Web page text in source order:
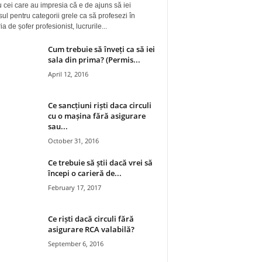
cei care au impresia că e de ajuns să iei
pentru categorii grele ca să profesezi în
de șofer profesionist, lucrurile...
Cum trebuie să înveți ca să iei
sala din prima? (Permis...
April 12, 2016
Ce sancțiuni riști daca circuli
cu o mașina fără asigurare
sau...
October 31, 2016
Ce trebuie să știi dacă vrei să
începi o carieră de...
February 17, 2017
Ce riști dacă circuli fără
asigurare RCA valabilă?
September 6, 2016